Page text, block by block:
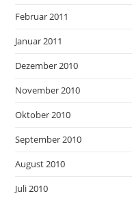
Februar 2011
Januar 2011
Dezember 2010
November 2010
Oktober 2010
September 2010
August 2010
Juli 2010